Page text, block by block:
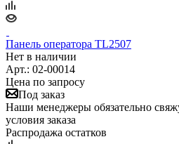
Панель оператора TL2507
Нет в наличии
Арт.: 02-00014
Цена по запросу
Под заказ
Наши менеджеры обязательно
условия заказа
Распродажа остатков